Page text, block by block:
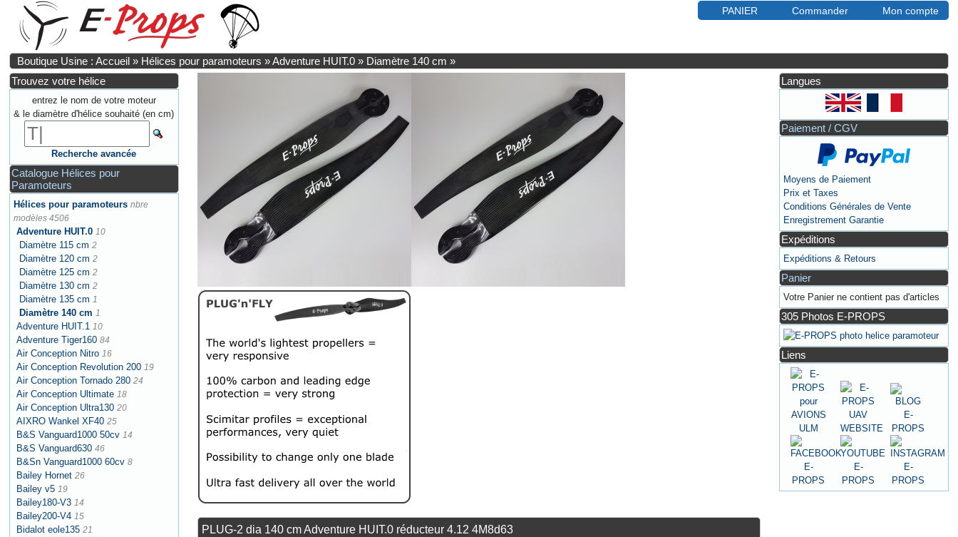
PANIER Commander Mon compte
Boutique Usine : Accueil » Hélices pour paramoteurs »Adventure HUIT.0 » Diamètre 140 cm »
Trouvez votre hélice
entrez le nom de votre moteur
& le diamètre d'hélice souhaité (en cm)
Recherche avancée
Catalogue Hélices pour
Paramoteurs
Hélices pour paramoteurs nbre
modèles 4506
Adventure HUIT.0 10
Diamètre 115 cm 2
Diamètre 120 cm 2
Diamètre 125 cm 2
Diamètre 130 cm 2
Diamètre 135 cm 1
Diamètre 140 cm 1
Adventure HUIT.1 10
Adventure Tiger160 84
Air Conception Nitro 16
Air Conception Revolution 200 19
Air Conception Tornado 280 24
Air Conception Ultimate 18
Air Conception Ultra130 20
AIXRO Wankel XF40 25
B&S Vanguard1000 50cv 14
B&S Vanguard630 46
B&Sn Vanguard1000 60cv 8
Bailey Hornet 26
Bailey v5 19
Bailey180-V3 14
Bailey200-V4 15
Bidalot eole135 21 PLUG-2 dia 140 cm Adventure HUIT.0 réducteur 4.12 4M8d63
Langues
Paiement / CGV
Moyens de Paiement
Prix et Taxes
Conditions Générales de Vente
Enregistrement Garantie
Expéditions
Expéditions & Retours
Panier
Votre Panier ne contient pas d'articles
305 Photos E-PROPS
Liens